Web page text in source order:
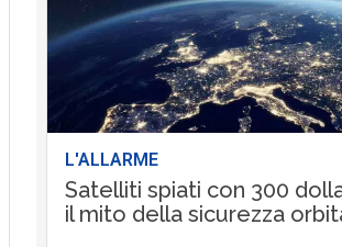
L'ALLARME
Satelliti spiati con 300
il mito della sicurezza